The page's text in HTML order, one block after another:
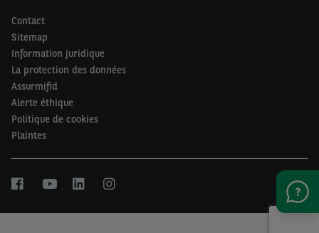
Contact
Sitemap
Information juridique
La protection des données
Assurmifid
Alerte éthique
Politique de cookies
Plaintes